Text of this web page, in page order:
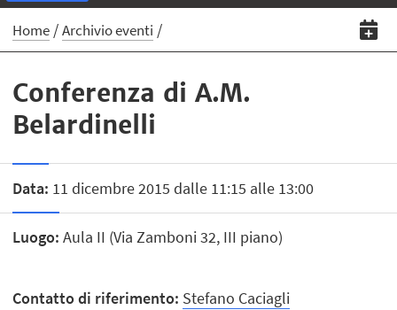
Home Archivio eventi
Conferenza di A.M.
Belardinelli
Data: 11 dicembre 2015 dalle 11:15 alle 13:00
Luogo: Aula II (Via Zamboni 32, III piano)
Contatto di riferimento: Stefano Caciagli